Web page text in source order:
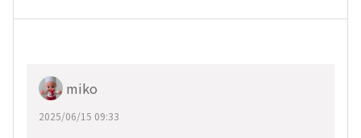
miko
2025/06/15 09:33